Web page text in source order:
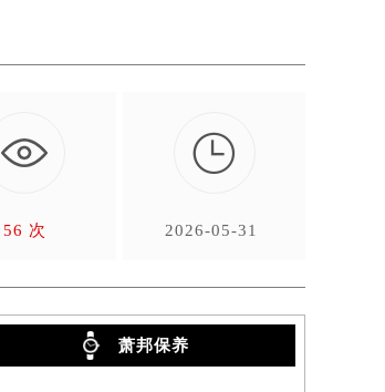
56 次

2026-05-31
萧邦保养